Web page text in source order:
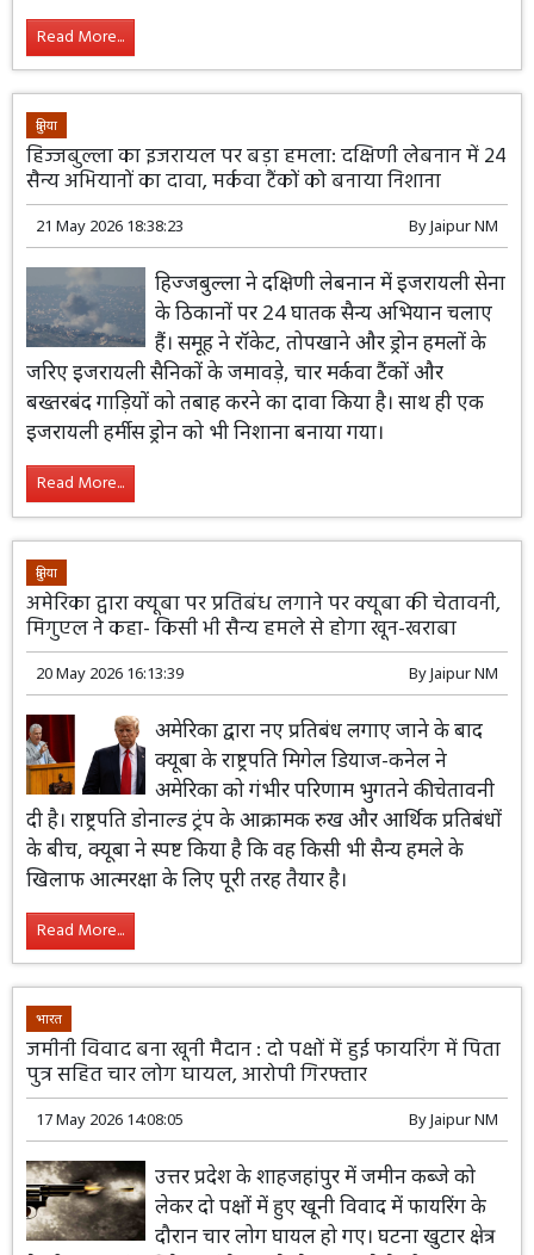
Read More...
दुनिया
हिज्जबुल्ला का इजरायल पर बड़ा हमला: दक्षिणी लेबनान में 24
सैन्य अभियानों का दावा, मर्कवा टैंकों को बनाया निशाना
21 May 2026 18:38:23 ByJaipur NM
हिज्जबुल्ला ने दक्षिणी लेबनान में इजरायली सेना
के ठिकानों पर 24 घातक सैन्य अभियान चलाए
हैं। समूह ने रॉकेट, तोपखाने और ड्रोन हमलों के
जरिए इजरायली सैनिकों के जमावड़े, चार मर्कवा टैंकों और
बख्तरबंद गाड़ियों को तबाह करने का दावा किया है। साथ ही एक
इजरायली हर्मीस ड्रोन को भी निशाना बनाया गया।
Read More...
दुनिया
अमेरिका द्वारा क्यूबा पर प्रतिबंध लगाने पर क्यूबा की चेतावनी,
मिगुएल ने कहा- किसी भी सैन्य हमले से होगा खून-खराबा
20 May 2026 16:13:39 ByJaipur NM
अमेरिका द्वारा नए प्रतिबंध लगाए जाने के बाद
क्यूबा के राष्ट्रपति मिगेल डियाज-कनेल ने
अमेरिका को गंभीर परिणाम भुगतने की चेतावनी
दी है। राष्ट्रपति डोनाल्ड ट्रंप के आक्रामक रुख और आर्थिक प्रतिबंधों
के बीच, क्यूबा ने स्पष्ट किया है कि वह किसी भी सैन्य हमले के
खिलाफ आत्मरक्षा के लिए पूरी तरह तैयार है।
Read More...
भारत
जमीनी विवाद बना खूनी मैदान : दो पक्षों में हुई फायरिंग में पिता
पुत्र सहित चार लोग घायल, आरोपी गिरफ्तार
17 May 2026 14:08:05 ByJaipur NM
उत्तर प्रदेश के शाहजहांपुर में जमीन कब्जे को
लेकर दो पक्षों में हुए खूनी विवाद में फायरिंग के
दौरान चार लोग घायल हो गए। घटना खुटार क्षेत्र